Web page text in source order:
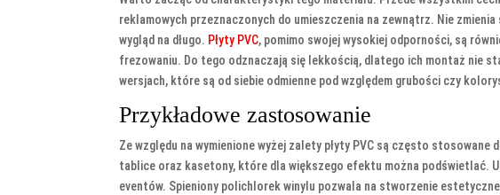
reklamowych przeznaczonych do umieszczenia na zewnątrz. Nie
wygląd na długo. Płyty PVC, pomimo swojej wysokiej odporności, są
frezowaniu. Do tego odznaczają się lekkością, dlatego ich montaż nie
wersjach, które są od siebie odmienne pod względem grubości czy
Przykładowe zastosowanie
Ze względu na wymienione wyżej zalety płyty PVC są często
tablice oraz kasetony, które dla większego efektu można podświetlać.
eventów. Spieniony polichlorek winylu pozwala na stworzenie